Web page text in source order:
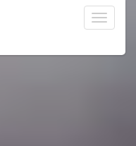
Toggle